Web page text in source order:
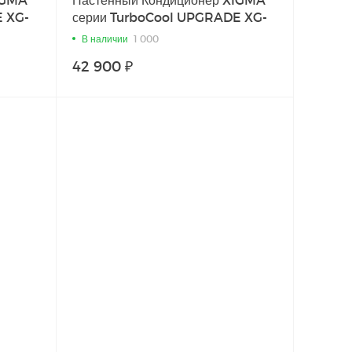
XG-
серии TurboCool UPGRADE XG-
TX50RHA
В наличии 1 000
42 900 ₽